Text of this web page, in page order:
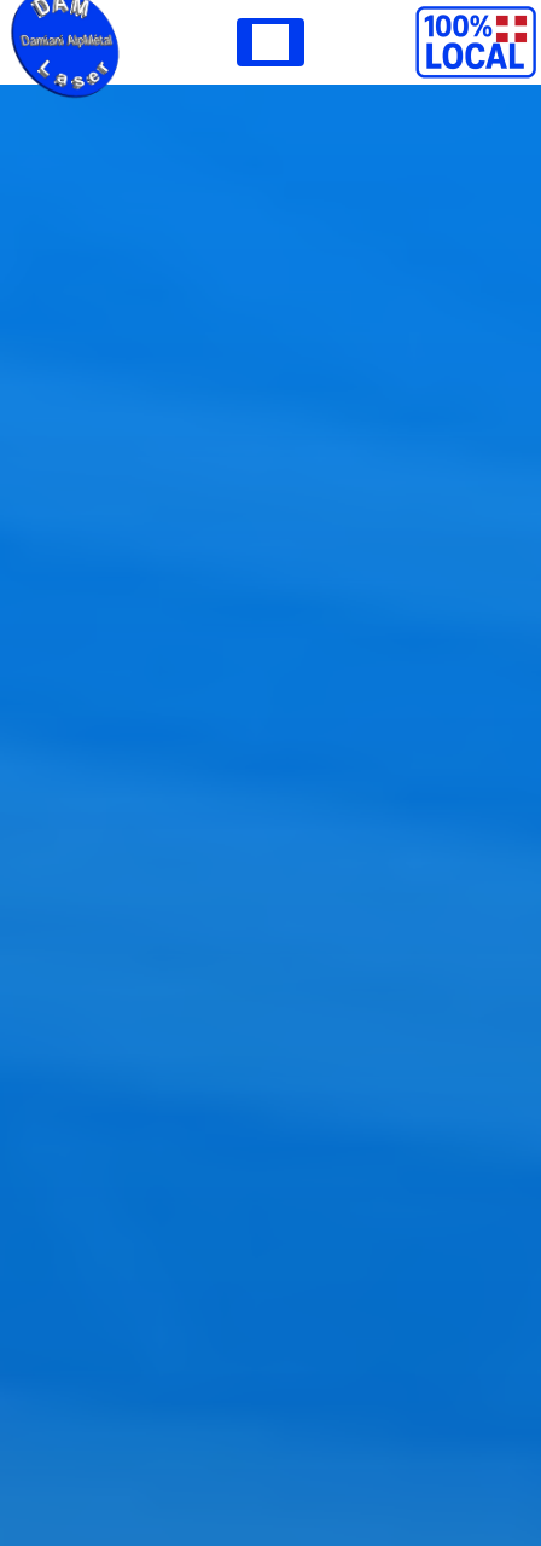
Panneau de gestion des cookies